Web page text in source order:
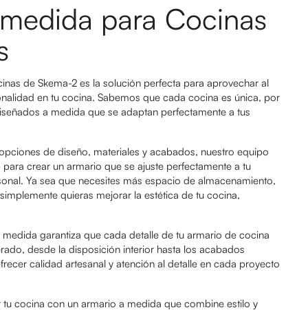
para Cocinas
de Skema-2 es la solución perfecta para aprovechar al
en tu cocina. Sabemos que cada cocina es única, por
a medida que se adaptan perfectamente a tus
de diseño, materiales y acabados, nuestro equipo
crear un armario que se ajuste perfectamente a tu
Ya sea que necesites más espacio de almacenamiento,
quieras mejorar la estética de tu cocina,
garantiza que cada detalle de tu armario de cocina
desde la disposición interior hasta los acabados
calidad artesanal y atención al detalle en cada proyecto
tu cocina con un armario a medida que combine estilo y